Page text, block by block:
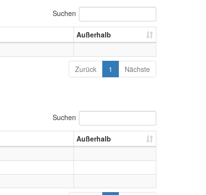
Suchen
Außerhalb
Zurück 1 Nächste
Suchen
Außerhalb